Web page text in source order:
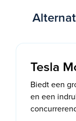
Tesla
Biedt een
en een